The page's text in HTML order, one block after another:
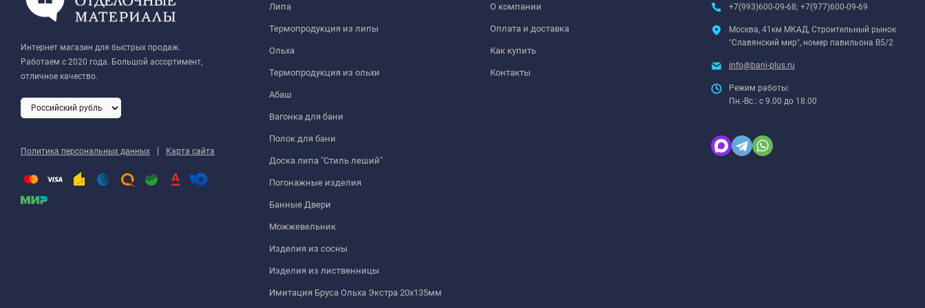
Интернет магазин для быстрых продаж.
Работаем с 2020 года. Большой ассортимент,
отличное качество.
Политика персональных данных | Карта сайта
Липа
Термопродукция из липы
Ольха
Термопродукция из ольхи
Абаш
Вагонка для бани
Полок для бани
Доска липа "Стиль леший"
Погонажные изделия
Банные Двери
Можжевельник
Изделия из сосны
Изделия из лиственницы
Имитация Бруса Ольха Экстра 20х135мм
О компании
Оплата и доставка
Как купить
Контакты
+7(993)600-09-68; +7(977)600-09-69
Москва, 41км МКАД, Строительный рынок
"Славянский мир", номер павильона В5/2
info@bani-plus.ru
Режим работы:
Пн.-Вс.: с 9.00 до 18.00